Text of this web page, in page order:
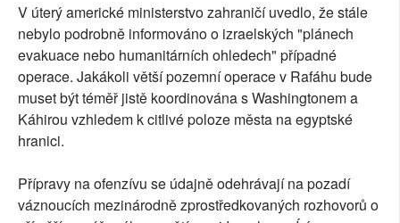
V úterý americké ministerstvo zahraničí uvedlo, že stále
nebylo podrobně informováno o izraelských "plánech
evakuace nebo humanitárních ohledech" případné
operace. Jakákoli větší pozemní operace v Rafáhu bude
muset být téměř jistě koordinována s Washingtonem a
Káhirou vzhledem k citlivé poloze města na egyptské
hranici.
Přípravy na ofenzívu se údajně odehrávají na pozadí
váznoucích mezinárodně zprostředkovaných rozhovorů o